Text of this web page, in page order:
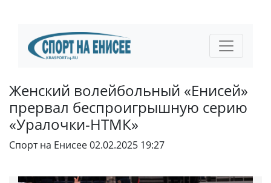
Женский волейбольный «Енисей»
прервал беспроигрышную серию
«Уралочки-НТМК»
Спорт на Енисее02.02.2025 19:27